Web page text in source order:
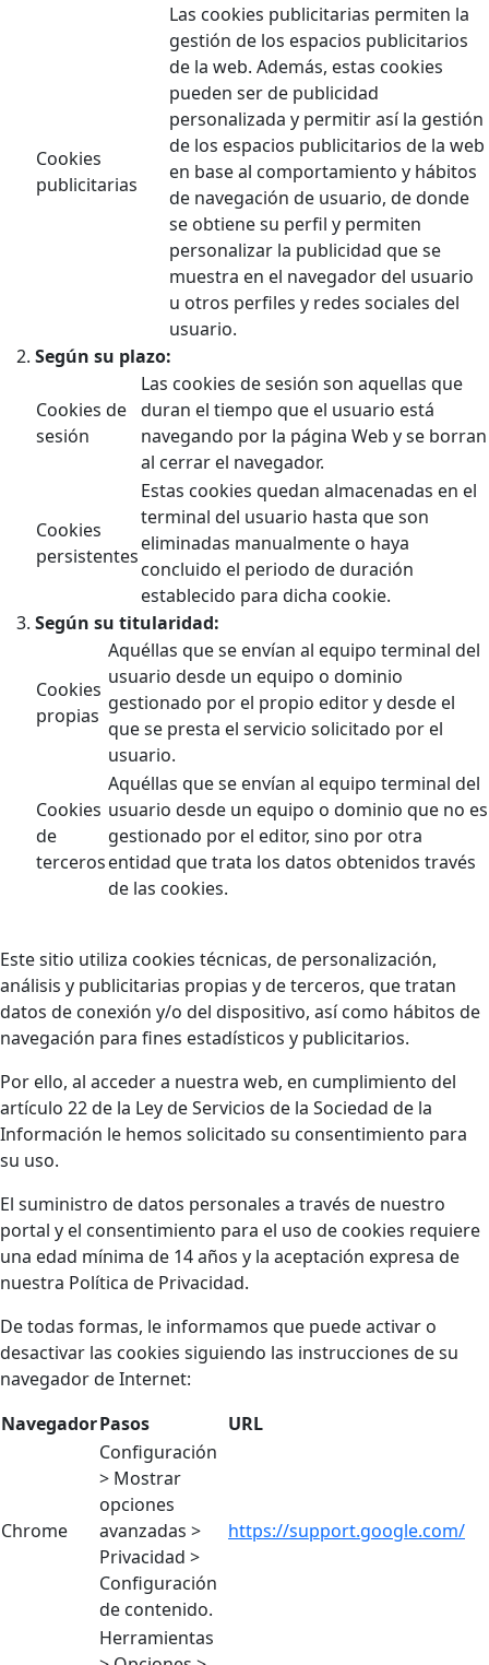
Cookies
publicitarias
Las cookies publicitarias permiten la
gestión de los espacios publicitarios
de la web. Además, estas cookies
pueden ser de publicidad
personalizada y permitir así la gestión
de los espacios publicitarios de la web
en base al comportamiento y hábitos
de navegación de usuario, de donde
se obtiene su perfil y permiten
personalizar la publicidad que se
muestra en el navegador del usuario
u otros perfiles y redes sociales del
usuario.
Según su plazo:
Cookies de
sesión
Las cookies de sesión son aquellas que
duran el tiempo que el usuario está
navegando por la página Web y se borran
al cerrar el navegador.
Cookies
persistentes
Estas cookies quedan almacenadas en el
terminal del usuario hasta que son
eliminadas manualmente o haya
concluido el periodo de duración
establecido para dicha cookie.
Según su titularidad:
Cookies
propias
Aquéllas que se envían al equipo terminal del
usuario desde un equipo o dominio
gestionado por el propio editor y desde el
que se presta el servicio solicitado por el
usuario.
Cookies
de
terceros
Aquéllas que se envían al equipo terminal del
usuario desde un equipo o dominio que no es
gestionado por el editor, sino por otra
entidad que trata los datos obtenidos través
de las cookies.
Este sitio utiliza cookies técnicas, de personalización,
análisis y publicitarias propias y de terceros, que tratan
datos de conexión y/o del dispositivo, así como hábitos de
navegación para fines estadísticos y publicitarios.
Por ello, al acceder a nuestra web, en cumplimiento del
artículo 22 de la Ley de Servicios de la Sociedad de la
Información le hemos solicitado su consentimiento para
su uso.
El suministro de datos personales a través de nuestro
portal y el consentimiento para el uso de cookies requiere
una edad mínima de 14 años y la aceptación expresa de
nuestra Política de Privacidad.
De todas formas, le informamos que puede activar o
desactivar las cookies siguiendo las instrucciones de su
navegador de Internet:
NavegadorPasos URL
Chrome
Configuración
> Mostrar
opciones
avanzadas >
Privacidad >
Configuración
de contenido.
https://support.google.com/
Herramientas